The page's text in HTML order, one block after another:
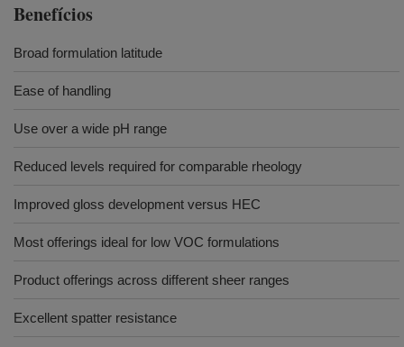
Benefícios
Broad formulation latitude
Ease of handling
Use over a wide pH range
Reduced levels required for comparable rheology
Improved gloss development versus HEC
Most offerings ideal for low VOC formulations
Product offerings across different sheer ranges
Excellent spatter resistance